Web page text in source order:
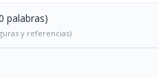
palabras)
y referencias)